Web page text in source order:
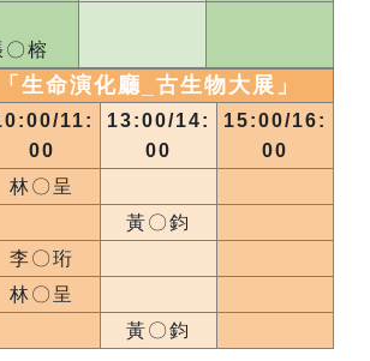
〇榕
生命演化廳_ 古生物大展 」
11:
00
13:00/14:
00
15:00/16:
00
林〇呈
黃〇鈞
李〇珩
林〇呈
黃〇鈞